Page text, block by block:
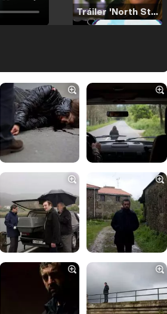
Tráiler 'North Star' (2023)
Tráiler en español de 'La isla olvidada'
Tráiler 'Vida perra' (2026)
Tráiler Oficial en VOSE 'The Audacity'
Tráiler en español 'Outcome' (2026)